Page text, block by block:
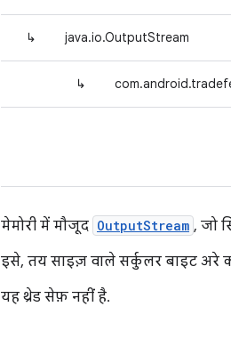
↳ java.io.OutputStream
↳
मेमोरी में मौजूद OutputStream , जो
इसे, तय साइज़ वाले सर्कुलर बाइट अरे
यह थ्रेड सेफ़ नहीं है.